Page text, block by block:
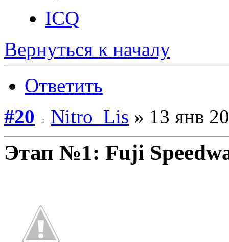
ICQ
Вернуться к началу
Ответить
#20
Nitro_Lis » 13 янв
Этап №1: Fuji